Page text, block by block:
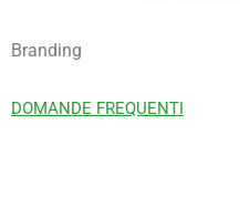
Branding
DOMANDE FREQUENTI